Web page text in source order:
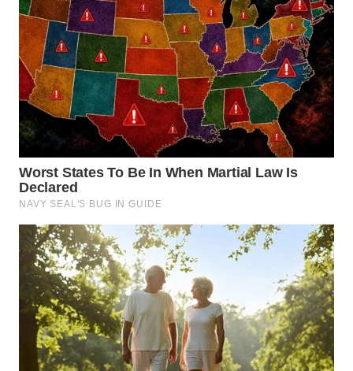
WN
DEPOK
WN
TAPANULI
UTARA
WN
SAMOSIR
WN
LAWAS
WN
SUMEDANG
WN
CIANJUR